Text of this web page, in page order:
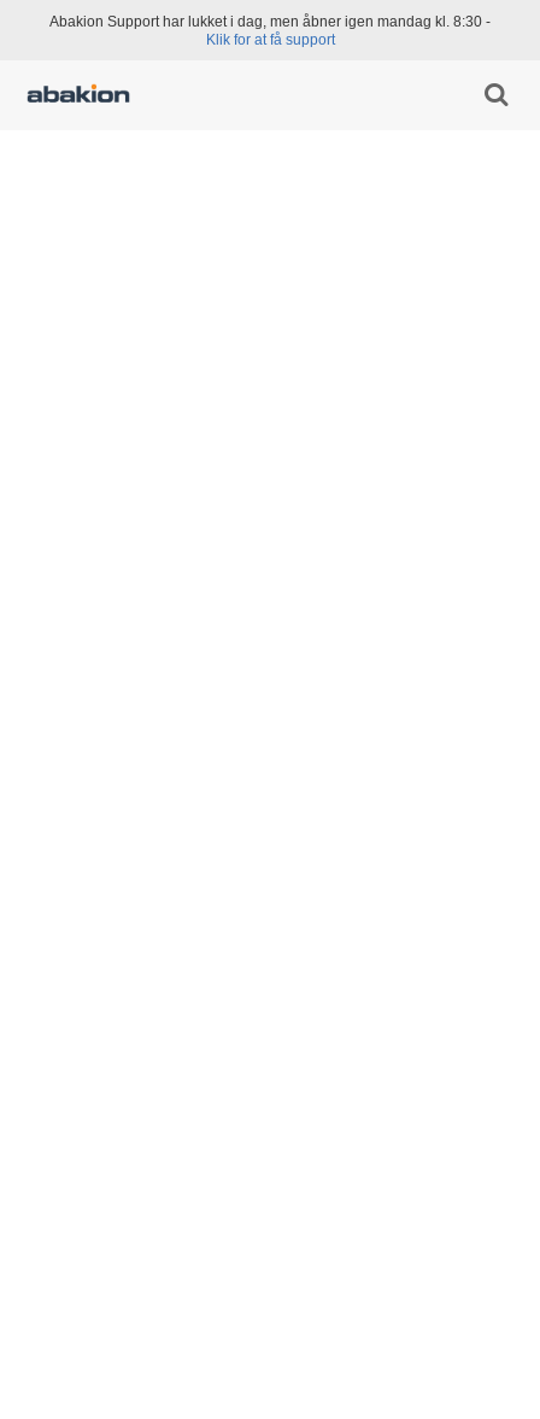
Abakion Support har lukket i dag, men åbner igen mandag kl. 8:30 -
Klik for at få support